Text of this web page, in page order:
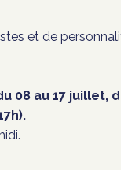
et de
08 au 17 juillet,